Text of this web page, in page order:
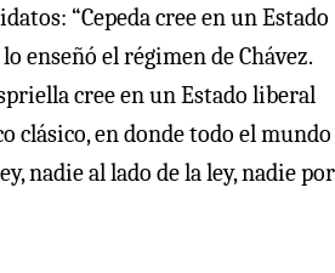
“Cepeda cree en un Estado
enseñó el régimen de Chávez.
cree en un Estado liberal
clásico, en donde todo el mundo
nadie al lado de la ley, nadie por